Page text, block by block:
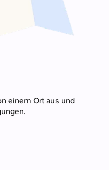
einem Ort aus und